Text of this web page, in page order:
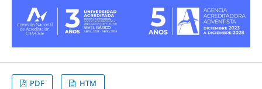
PDF HTM